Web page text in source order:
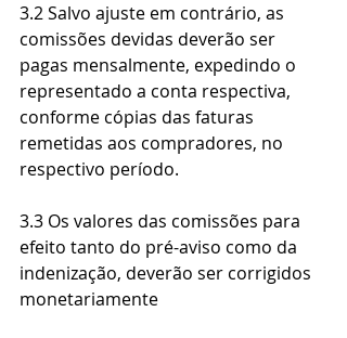
3.2 Salvo ajuste em contrário, as
comissões devidas deverão ser
pagas mensalmente, expedindo o
representado a conta respectiva,
conforme cópias das faturas
remetidas aos compradores, no
respectivo período.
3.3 Os valores das comissões para
efeito tanto do pré-aviso como da
indenização, deverão ser corrigidos
monetariamente